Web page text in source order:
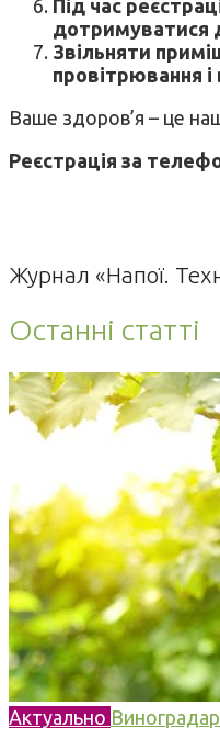
Під час
дотримуватися
Звільняти
провітрювання
Ваше здоров’я – це
Реєстрація за
Журнал «Напої.
Останні статті
Актуально